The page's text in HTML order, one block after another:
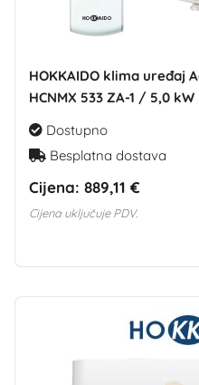
HOKKAIDO klima uređaj
HCNMX 533 ZA-1 / 5,0 kW
Dostupno
Besplatna dostava
Cijena: 889,11 €
Cijena uključuje PDV.